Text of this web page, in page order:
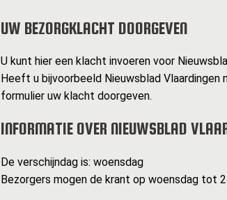
UW BEZORGKLACHT DOORGEVEN
U kunt hier een klacht invoeren voor
Heeft u bijvoorbeeld Nieuwsblad Vlaardingen
formulier uw klacht doorgeven.
INFORMATIE OVER NIEUWSBLAD
De verschijndag is: woensdag
Bezorgers mogen de krant op woensdag tot